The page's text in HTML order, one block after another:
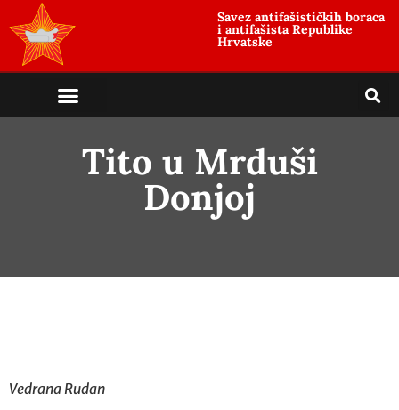
Savez antifašističkih boraca
i antifašista Republike
Hrvatske
Tito u Mrduši
Donjoj
Vedrana Rudan